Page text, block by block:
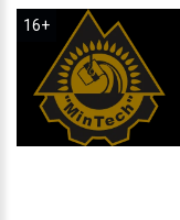
16+